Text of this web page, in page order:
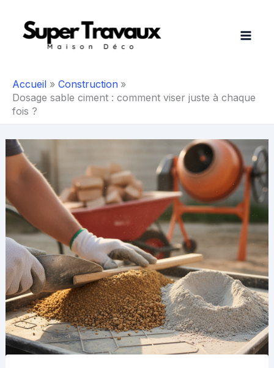
contenu
Accueil
Construction
Dosage sable ciment : comment viser juste à chaque
fois ?